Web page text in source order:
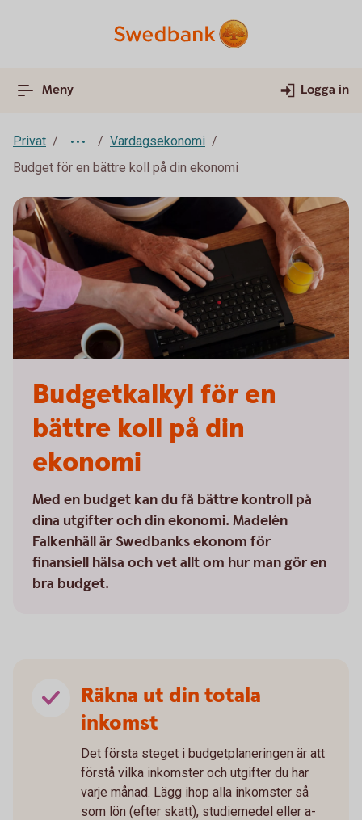
Meny Logga in
Privat
Vardagsekonomi
Budget för en bättre koll på din ekonomi
Budgetkalkyl för en
bättre koll på din
ekonomi
Med en budget kan du få bättre kontroll på
dina utgifter och din ekonomi. Madelén
Falkenhäll är Swedbanks ekonom för
finansiell hälsa och vet allt om hur man gör en
bra budget.
Räkna ut din totala
inkomst
Det första steget i budgetplaneringen är att
förstå vilka inkomster och utgifter du har
varje månad. Lägg ihop alla inkomster så
som lön (efter skatt), studiemedel eller a-